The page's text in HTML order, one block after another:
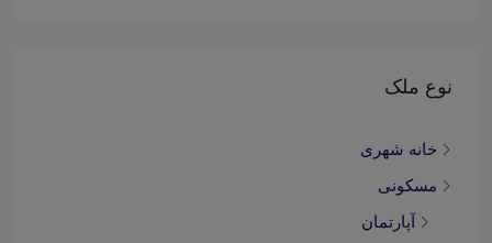
نوع ملک
خانه شهری
مسکونی
آپارتمان